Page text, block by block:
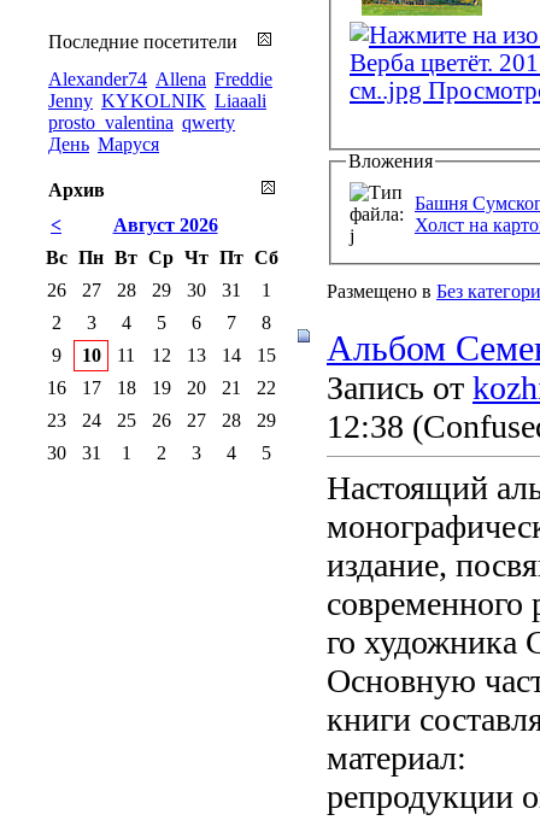
Вложения
Башня
Холст на
Размещено в Без
Альбом
Запись от
12:38
Настоящий
издание,
современного
го художника
Основную
книги
материал:
репродукции
Последние посетители
Alexander74 Allena Freddie
Jenny KYKOLNIK Liaaali
prosto_valentina qwerty
День Маруся
Архив
<
Август 2026
Вс Пн Вт Ср Чт Пт Сб
26
27 28 29 30 31
1
2
3 4 5 6 7
8
9
10 11 12 13 14
15
16
17 18 19 20 21
22
23
24 25 26 27 28
29
30
31 1 2 3 4 5